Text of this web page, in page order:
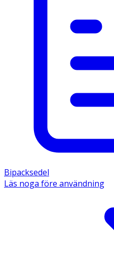
Bipacksedel
Läs noga före användning